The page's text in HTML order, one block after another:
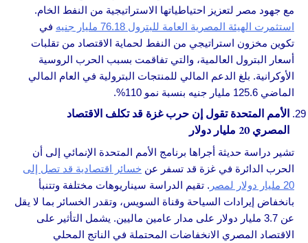
مع جهود مصر لتعزيز احتياطياتها الاستراتيجية من النفط الخام.
استثمرت الهيئة المصرية العامة للبترول 76.18 مليار جنيه
في
تكوين مخزون استراتيجي من النفط لحماية الاقتصاد من تقلبات
أسعار البترول العالمية، والتي تفاقمت بسبب الحرب الروسية
الأوكرانية. بلغ الدعم المالي للمنتجات البترولية في العام المالي
الماضي 125.6 مليار جنيه بنسبة نمو 110%.
الأمم المتحدة تقول إن حرب غزة قد تكلف الاقتصاد
المصري 20 مليار دولار
تشير دراسة حديثة أجراها برنامج الأمم المتحدة الإنمائي إلى أن
الحرب الدائرة في غزة قد تسفر عن خسائر اقتصادية قد تصل إلى
20 مليار دولار لمصر
. تقيم الدراسة سيناريوهات مختلفة وتتنبأ
بانخفاض إيرادات السياحة وقناة السويس، وتقدر الخسائر بما لا يقل
عن 3.7 مليار دولار على مدار عامين ماليين. يشمل التأثير على
الاقتصاد المصري الانخفاضات المحتملة في الناتج المحلي